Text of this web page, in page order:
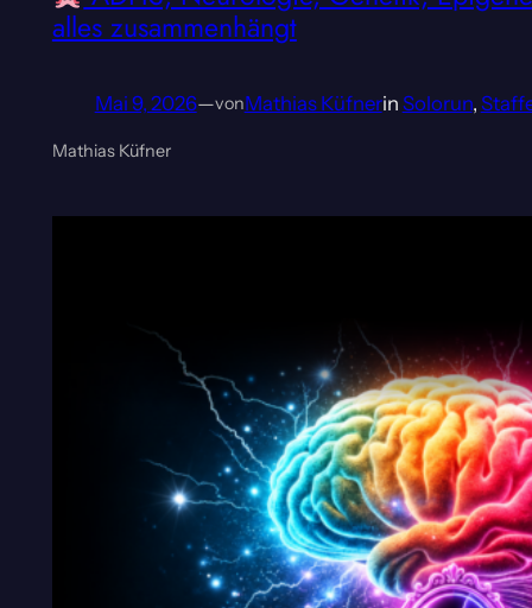
alles zusammenhängt
Mai 9, 2026—vonMathias Küfnerin Solorun,
Mathias Küfner